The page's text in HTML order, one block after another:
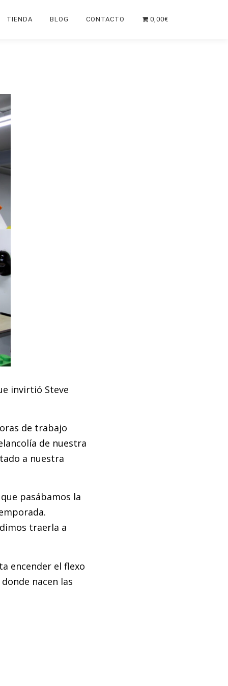
TIENDA BLOG CONTACTO 0,00€
invirtió Steve
de trabajo
de nuestra
a nuestra
pasábamos la
traerla a
encender el flexo
nacen las